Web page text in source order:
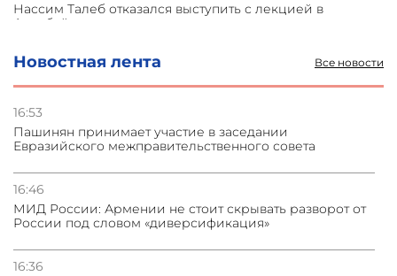
Новостная лента Все новости
16:53
Пашинян принимает участие в заседании
Евразийского межправительственного совета
16:46
МИД России: Армении не стоит скрывать разворот от
России под словом «диверсификация»
16:36
Нассим Талеб отказался выступить с лекцией в
Азербайджане
31.07.2026
Сотрудничество и очереди – детали визита главы
31.07.2026
31.07.2026
условии прекращения огня